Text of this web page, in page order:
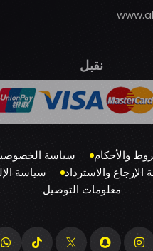
نقبل
والأحكام
سياسة
والاسترداد
سياسة
معلومات التوصيل